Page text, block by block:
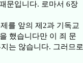
문입니다. 로마서 6장
를 앞의 제2과 기독교
했습니다만 이 죄 문
는 않습니다. 그러므로